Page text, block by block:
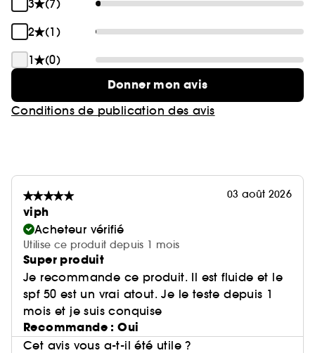
3
(7)
2
(1)
1
(0)
Donner mon avis
Conditions de publication des avis
03 août 2026
viph
Acheteur vérifié
Utilise ce produit depuis 1 mois
Super produit
Je recommande ce produit. Il est fluide et le
spf 50 est un vrai atout. Je le teste depuis 1
mois et je suis conquise
Recommande : Oui
Cet avis vous a-t-il été utile ?